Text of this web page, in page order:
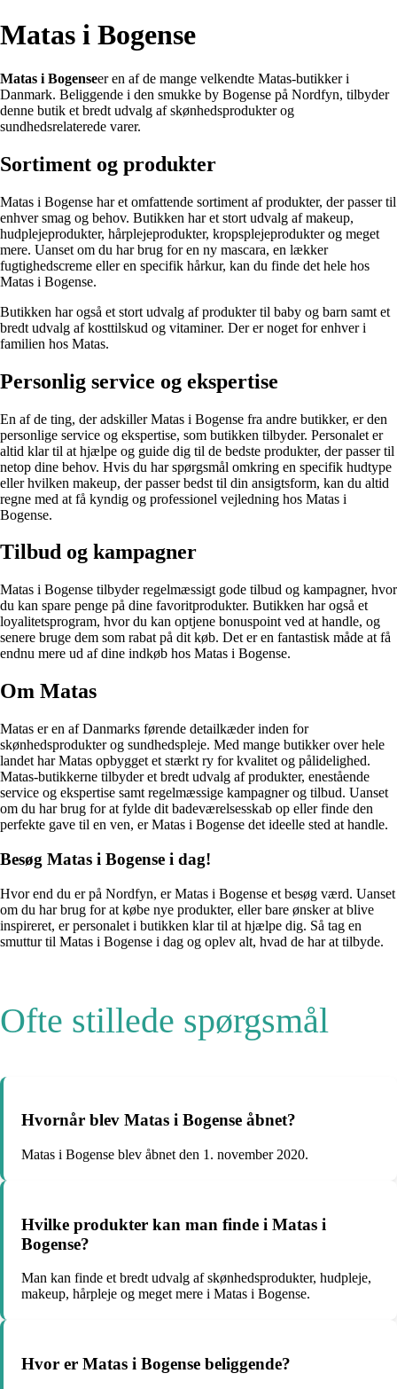
Matas i Bogense
Matas i Bogenseer en af ​​de mange velkendte Matas-butikker i
Danmark. Beliggende i den smukke by Bogense på Nordfyn, tilbyder
denne butik et bredt udvalg af skønhedsprodukter og
sundhedsrelaterede varer.
Sortiment og produkter
Matas i Bogense har et omfattende sortiment af produkter, der passer til
enhver smag og behov. Butikken har et stort udvalg af makeup,
hudplejeprodukter, hårplejeprodukter, kropsplejeprodukter og meget
mere. Uanset om du har brug for en ny mascara, en lækker
fugtighedscreme eller en specifik hårkur, kan du finde det hele hos
Matas i Bogense.
Butikken har også et stort udvalg af produkter til baby og barn samt et
bredt udvalg af kosttilskud og vitaminer. Der er noget for enhver i
familien hos Matas.
Personlig service og ekspertise
En af de ting, der adskiller Matas i Bogense fra andre butikker, er den
personlige service og ekspertise, som butikken tilbyder. Personalet er
altid klar til at hjælpe og guide dig til de bedste produkter, der passer til
netop dine behov. Hvis du har spørgsmål omkring en specifik hudtype
eller hvilken makeup, der passer bedst til din ansigtsform, kan du altid
regne med at få kyndig og professionel vejledning hos Matas i
Bogense.
Tilbud og kampagner
Matas i Bogense tilbyder regelmæssigt gode tilbud og kampagner, hvor
du kan spare penge på dine favoritprodukter. Butikken har også et
loyalitetsprogram, hvor du kan optjene bonuspoint ved at handle, og
senere bruge dem som rabat på dit køb. Det er en fantastisk måde at få
endnu mere ud af dine indkøb hos Matas i Bogense.
Om Matas
Matas er en af Danmarks førende detailkæder inden for
skønhedsprodukter og sundhedspleje. Med mange butikker over hele
landet har Matas opbygget et stærkt ry for kvalitet og pålidelighed.
Matas-butikkerne tilbyder et bredt udvalg af produkter, enestående
service og ekspertise samt regelmæssige kampagner og tilbud. Uanset
om du har brug for at fylde dit badeværelsesskab op eller finde den
perfekte gave til en ven, er Matas i Bogense det ideelle sted at handle.
Besøg Matas i Bogense i dag!
Hvor end du er på Nordfyn, er Matas i Bogense et besøg værd. Uanset
om du har brug for at købe nye produkter, eller bare ønsker at blive
inspireret, er personalet i butikken klar til at hjælpe dig. Så tag en
smuttur til Matas i Bogense i dag og oplev alt, hvad de har at tilbyde.
Ofte stillede spørgsmål
Hvornår blev Matas i Bogense åbnet?
Matas i Bogense blev åbnet den 1. november 2020.
Hvilke produkter kan man finde i Matas i
Bogense?
Man kan finde et bredt udvalg af skønhedsprodukter, hudpleje,
makeup, hårpleje og meget mere i Matas i Bogense.
Hvor er Matas i Bogense beliggende?